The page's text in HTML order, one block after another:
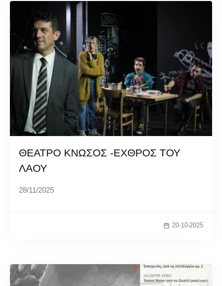
ΘΕΑΤΡΟ ΚΝΩΣΟΣ -ΕΧΘΡΟΣ ΤΟΥ
ΛΑΟΥ
28/11/2025
20-10-2025